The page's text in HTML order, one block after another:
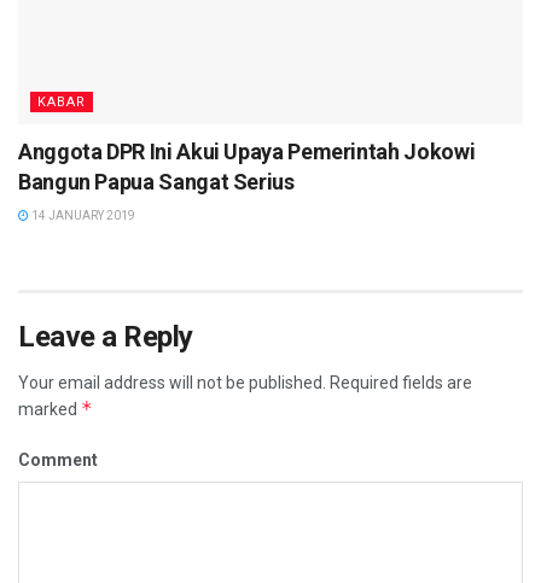
KABAR
Anggota DPR Ini Akui Upaya Pemerintah Jokowi
Bangun Papua Sangat Serius
14 JANUARY 2019
Leave a Reply
Your email address will not be published.
Required fields are
marked *
Comment